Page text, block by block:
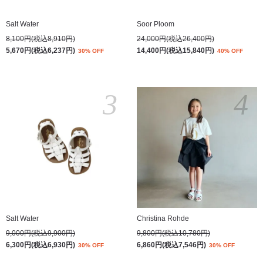
Salt Water
8,100円(税込8,910円)
5,670円(税込6,237円) 30% OFF
Soor Ploom
24,000円(税込26,400円)
14,400円(税込15,840円) 40% OFF
Salt Water
9,000円(税込9,900円)
6,300円(税込6,930円) 30% OFF
3
Christina Rohde
9,800円(税込10,780円)
6,860円(税込7,546円) 30% OFF
4